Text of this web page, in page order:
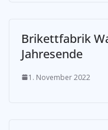
Brikettfabrik
Jahresende
1. November 2022